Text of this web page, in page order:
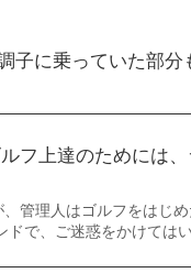
に乗っていた部分
フ上達のためには
管理人はゴルフをはじ
ドで、ご迷惑をかけては